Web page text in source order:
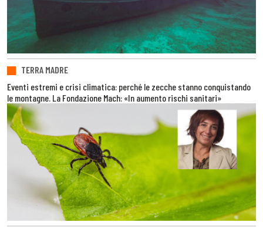
TERRA MADRE
Eventi estremi e crisi climatica: perché le zecche stanno conquistando
le montagne. La Fondazione Mach: «In aumento rischi sanitari»